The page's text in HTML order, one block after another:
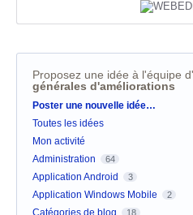
Proposez une idée à l'équipe
générales d'améliorations
Catégories
Poster une nouvelle idée…
Toutes les idées
Mon activité
Administration
64
Application Android 3
Application Windows Mobile 2
18